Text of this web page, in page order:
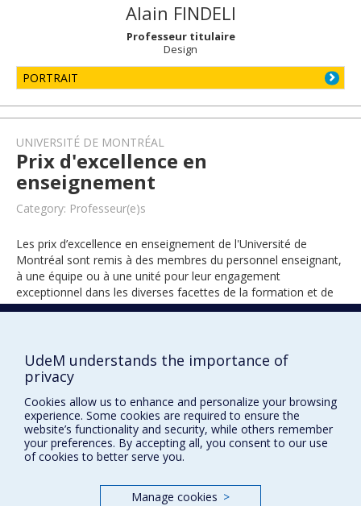
Alain FINDELI
Professeur titulaire
Design
PORTRAIT
UNIVERSITÉ DE MONTRÉAL
Prix d'excellence en
enseignement
Category: Professeur(e)s
Les prix d’excellence en enseignement de l'Université de
Montréal sont remis à des membres du personnel enseignant,
à une équipe ou à une unité pour leur engagement
exceptionnel dans les diverses facettes de la formation et de
l’encadrement des étudiants.
UdeM understands the importance of
privacy
Cookies allow us to enhance and personalize your browsing
experience. Some cookies are required to ensure the
website’s functionality and security, while others remember
your preferences. By accepting all, you consent to our use
of cookies to better serve you.
Manage cookies >